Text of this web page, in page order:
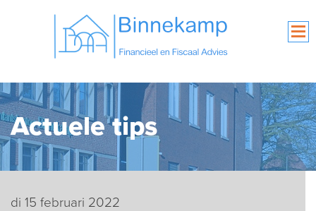
Actuele tips
di 15 februari 2022